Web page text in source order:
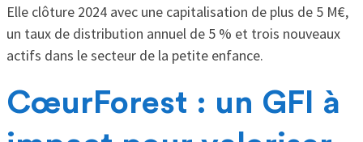
Elle clôture 2024 avec une capitalisation de plus de 5 M€,
un taux de distribution annuel de 5 % et trois nouveaux
actifs dans le secteur de la petite enfance.
CœurForest : un GFI à